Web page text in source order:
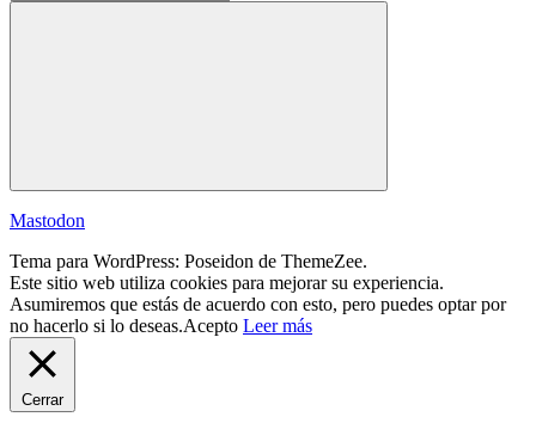
Buscar
Mastodon
Tema para WordPress: Poseidon de ThemeZee.
Este sitio web utiliza cookies para mejorar su experiencia.
Asumiremos que estás de acuerdo con esto, pero puedes optar por
no hacerlo si lo deseas.Acepto Leer más
Cerrar